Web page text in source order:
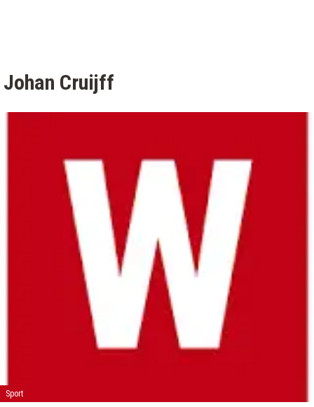
Johan Cruijff
Sport